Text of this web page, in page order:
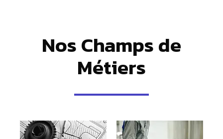
Nos Champs de
Métiers